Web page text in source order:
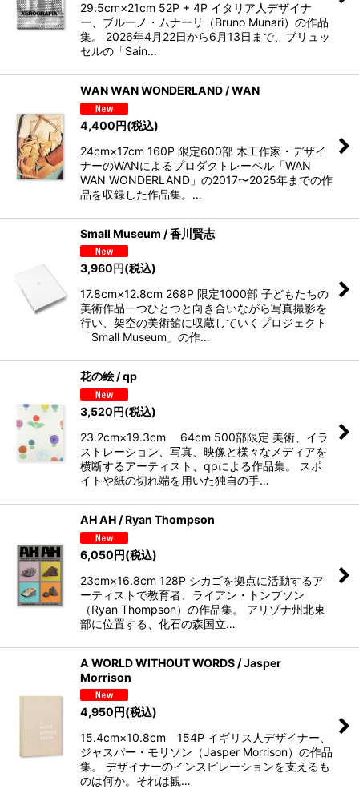
29.5cm×21cm 52P + 4P イタリア人デザイナ
ー、ブルーノ・ムナーリ（Bruno Munari）の作品
集。 2026年4月22日から6月13日まで、ブリュッ
セルの「Sain…
WAN WAN WONDERLAND / WAN
4,400円(税込)
24cm×17cm 160P 限定600部 木工作家・デザイ
ナーのWANによるプロダクトレーベル「WAN
WAN WONDERLAND」の2017〜2025年までの作
品を収録した作品集。…
Small Museum / 香川賢志
3,960 円(税込)
17.8cm×12.8cm 268P 限定1000部 子どもたちの
美術作品一つひとつと向き合いながら写真撮影を
行い、架空の美術館に収蔵していくプロジェクト
「Small Museum」の作…
花の絵 / qp
3,520円(税込)
23.2cm×19.3cm 64cm 500部限定 美術、イラ
ストレーション、写真、映像と様々なメディアを
横断するアーティスト、qpによる作品集。 スポ
イトや紙の切れ端を用いた独自の手…
AH AH / Ryan Thompson
6,050円(税込)
23cm×16.8cm 128P シカゴを拠点に活動するア
ーティストで教育者、ライアン・トンプソン
（Ryan Thompson）の作品集。 アリゾナ州北東
部に位置する、化石の森国立…
A WORLD WITHOUT WORDS / Jasper
Morrison
4,950 円(税込)
15.4cm×10.8cm 154P イギリス人デザイナー、
ジャスパー・モリソン（Jasper Morrison）の作品
集。 デザイナーのインスピレーションを支えるも
のは何か。それは観…